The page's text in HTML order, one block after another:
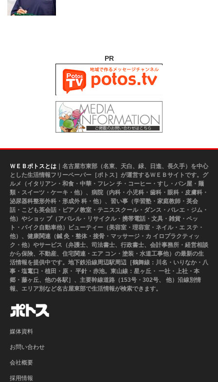
PR
ＷＥＢポトスとは ｜名古屋市東部（名東、天白、緑、日進、長久手）を中心
とした生活情報フリーペーパー［ポトス］が運営するＷＥＢサイトです。グ
ルメ（イタリアン・和食・中華・フレン チ・コーヒー・すし・パン屋・麺
類・スイーツ・ケーキ・他）、病院（内科・小児科・歯科・眼科・皮膚科・
泌尿器科整形外科・形成外 科・他）、習い事（学習塾・家庭教師・英会
話・こども英会話・ピアノ教室・テニススクール・ダンス・バレエ・ジム・
他）やショッ プ（アパレル・リサイクル・携帯電話・文具・雑貨・ペッ
ト・バイク自動車他）ビューティー（美容室・理容室・ネイル・エ ステ・
他）、健康関連（鍼 灸・整体・接骨・マッサージ・カ イロプラクティッ
ク・他）やサービス（弁護士、司法書士、行政書士、会計事務所・経営相談
から保険、不動産、住宅関連・エア コン・塗装・水道工事他）の最新の生
活情報を提供中です。地下鉄沿線周辺駅周辺［鶴舞線：川名・いりなか・八
事・塩竃口・植田・原・ 平針・赤池。東山線：星ヶ丘・ 一社・上社・本
郷・藤ヶ丘、他の各駅］、主要幹線道路（153号・302号、 他）沿線別情
報、エリア別など名古屋東部で生活情報が検索できます。
媒体資料
お問い合わせ
会社概要
採用情報